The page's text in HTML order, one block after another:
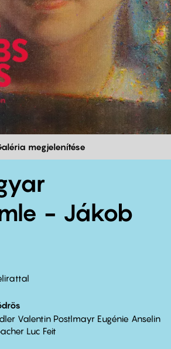
megjelenítése
- Jákob
Valentin Postlmayr Eugénie Anselin
Luc Feit